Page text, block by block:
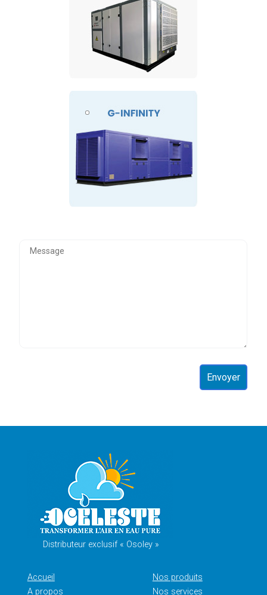
Distributeur exclusif « Osoley »
Accueil
A propos
Nos produits
Nos services